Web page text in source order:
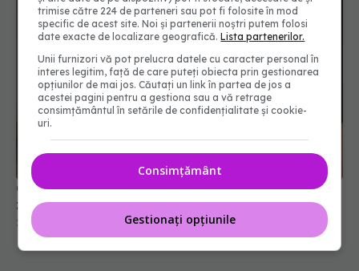
Cât alcool este prea mult pentru ficat. Limita
zilnică peste care riscul de ciroză crește
21 iul 2026, 10:18
trimise către 224 de parteneri sau pot fi folosite în mod
specific de acest site. Noi și partenerii noștri putem folosi
date exacte de localizare geografică.Lista partenerilor.
Unii furnizori vă pot prelucra datele cu caracter personal în
interes legitim, față de care puteți obiecta prin gestionarea
opțiunilor de mai jos. Căutați un link în partea de jos a
acestei pagini pentru a gestiona sau a vă retrage
consimțământul în setările de confidențialitate și cookie-
uri.
Consimțământ
Gestionați opțiunile